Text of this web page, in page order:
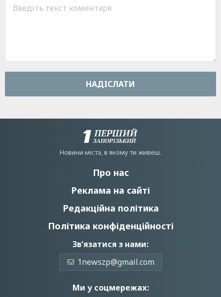
НАДIСЛАТИ
Новини мiста, в якому ти живеш.
Про нас
Реклама на сайті
Редакційна політика
Політика конфіденційності
Зв'язатися з нами:
1newszp@gmail.com
Ми у соцмережах: